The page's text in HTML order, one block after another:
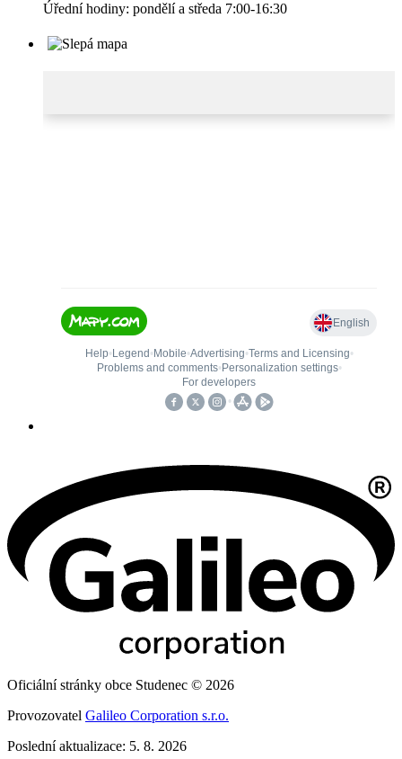
Úřední hodiny: pondělí a středa 7:00-16:30
Oficiální stránky obce Studenec © 2026
Provozovatel Galileo Corporation s.r.o.
Poslední aktualizace: 5. 8. 2026